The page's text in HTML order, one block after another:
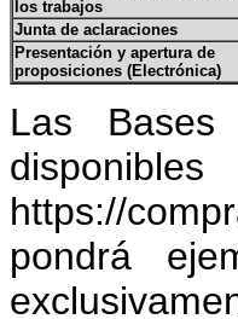
los trabajos
Junta de aclaraciones
Presentación y apertura de
proposiciones (Electrónica)
Las Bases
https://
pondrá